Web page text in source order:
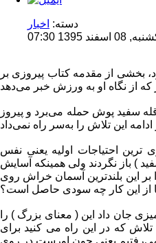
دسته: اخبار
07:30
بخشی از مقدمه کتاب پیروزی بر
سفید پوش حمله می‌برد و پیروز
ترین احتیاجات اولیه یعنی نفس
) باز نگردند ولی همینکه آسایش
بر این بلندترین آسمان خراش روی
از این کار چه سودی حاصل است؟
نزدیک قله آن وضع اسرار امیزی جان داد این ( معنای بزرگ ) را
که در این راه می کنید برای
یعنی چون اورست در روی